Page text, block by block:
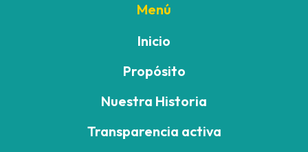
Menú
Inicio
Propósito
Nuestra Historia
Transparencia activa